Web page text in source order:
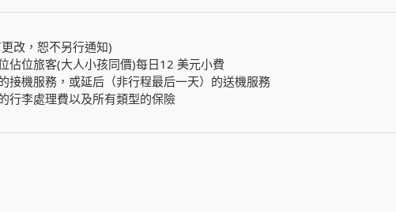
改，恕不另行通知)
佔位旅客(大人小孩同價)每日12 美元小費
接機服務，或延后（非行程最后一天）的送機服務
行李處理費以及所有類型的保險